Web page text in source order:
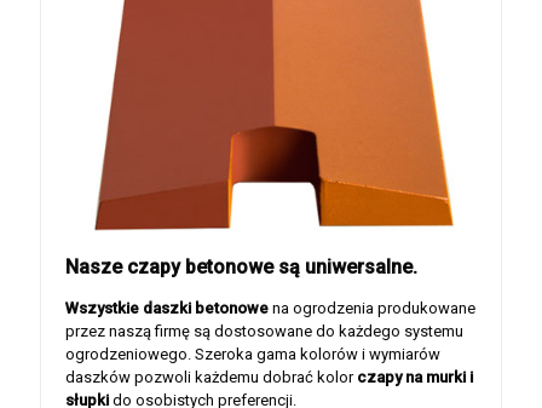
Nasze czapy betonowe są uniwersalne.
Wszystkie daszki betonowe na ogrodzenia produkowane
przez naszą firmę są dostosowane do każdego systemu
ogrodzeniowego. Szeroka gama kolorów i wymiarów
daszków pozwoli każdemu dobrać kolor czapy na murki i
słupki do osobistych preferencji.